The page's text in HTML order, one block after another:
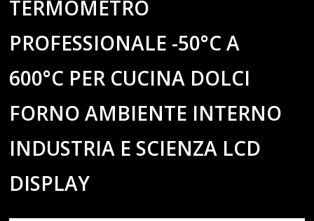
TERMOMETRO
PROFESSIONALE -50°C A
600°C PER CUCINA DOLCI
FORNO AMBIENTE INTERNO
INDUSTRIA E SCIENZA LCD
DISPLAY